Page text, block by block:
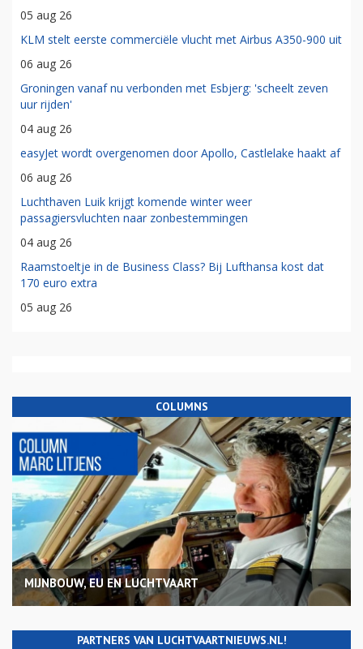
05 aug 26
KLM stelt eerste commerciële vlucht met Airbus A350-900 uit
06 aug 26
Groningen vanaf nu verbonden met Esbjerg: 'scheelt zeven
uur rijden'
04 aug 26
easyJet wordt overgenomen door Apollo, Castlelake haakt af
06 aug 26
Luchthaven Luik krijgt komende winter weer
passagiersvluchten naar zonbestemmingen
04 aug 26
Raamstoeltje in de Business Class? Bij Lufthansa kost dat
170 euro extra
05 aug 26
COLUMNS
MIJNBOUW, EU EN LUCHTVAART
PARTNERS VAN LUCHTVAARTNIEUWS.NL!